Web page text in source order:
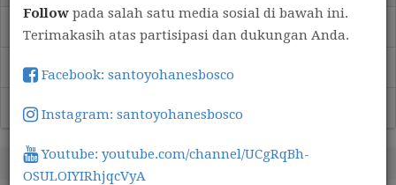
Discimus
Renungan Harian
Umat untuk Umat
Home > Warta > Berita Terkini
Follow pada salah satu media sosial di bawah ini.
Terimakasih atas partisipasi dan dukungan Anda.
Facebook: santoyohanesbosco
Instagram: santoyohanesbosco
Youtube: youtube.com/channel/UCgRqBh-
OSULOIYIRhjqcVyA